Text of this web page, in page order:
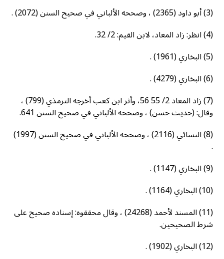
(3) أبو داود (2365) ، وصححه الألباني في صحيح السنن (2072) .
(4) انظر: زاد المعاد، لابن القيم: 2/ 32.
(5) البخاري (1961) .
(6) البخاري (4279) .
(7) زاد المعاد 2/ 55 56، وأثر ابن كعب أخرجه الترمذي (799) ،
وقال: (حديث حسن) ، وصححه الألباني في صحيح السنن 641.
(8) النسائي (2116) ، وصححه الألباني في صحيح السنن (1997)
.
(9) البخاري (1147) .
(10) البخاري (1164) .
(11) المسند لأحمد (24268) ، وقال محققوه: إسناده صحيح على
شرط الصحيحين.
(12) البخاري (1902) .